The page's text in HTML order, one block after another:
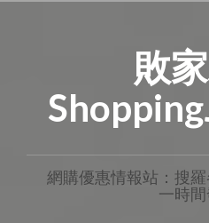
敗
網購優惠情報站：搜
一時